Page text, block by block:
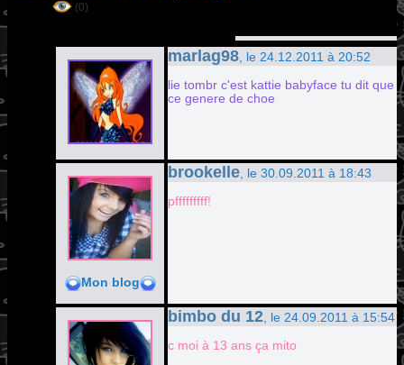
(0)
marlag98 , le 24.12.2011 à 20:52
lie tombr c'est kattie babyface tu dit que
ce genere de choe
Mon blog
brookelle , le 30.09.2011 à 18:43
pfffffffff!
bimbo du 12 , le 24.09.2011 à 15:54
c moi à 13 ans ça mito